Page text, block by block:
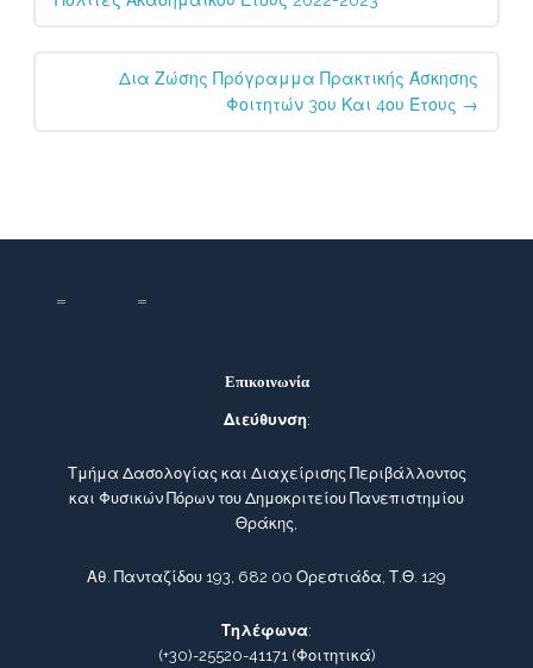
Δια Ζώσης Πρόγραμμα Πρακτικής Άσκησης
Φοιτητών 3ου Και 4ου Έτους →
Επικοινωνία
Διεύθυνση:
Τμήμα Δασολογίας και Διαχείρισης Περιβάλλοντος
και Φυσικών Πόρων του Δημοκριτείου Πανεπιστημίου
Θράκης,
Αθ. Πανταζίδου 193, 682 00 Ορεστιάδα, Τ.Θ. 129
Τηλέφωνα:
(+30)-25520-41171(Φοιτητικά)